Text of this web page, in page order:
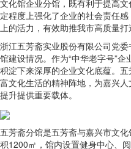
文化馆企业分馆，既有利于提高
定程度上强化了企业的社会责任
上的活力，有效助推我市高质量打
浙江五芳斋实业股份有限公司党
馆建设情况。作为“中华老字号”
积淀下来深厚的企业文化底蕴。
富文化生活的精神阵地，为嘉兴
提升提供重要载体。
五芳斋分馆是五芳斋与嘉兴市文
积1200㎡，馆内设置健身中心、